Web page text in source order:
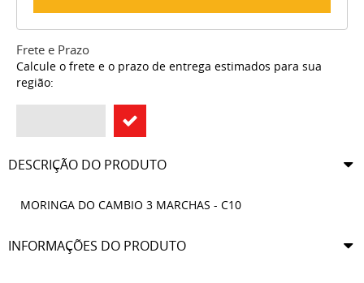
Frete e Prazo
Calcule o frete e o prazo de entrega estimados para sua
região:
DESCRIÇÃO DO PRODUTO
MORINGA DO CAMBIO 3 MARCHAS - C10
INFORMAÇÕES DO PRODUTO